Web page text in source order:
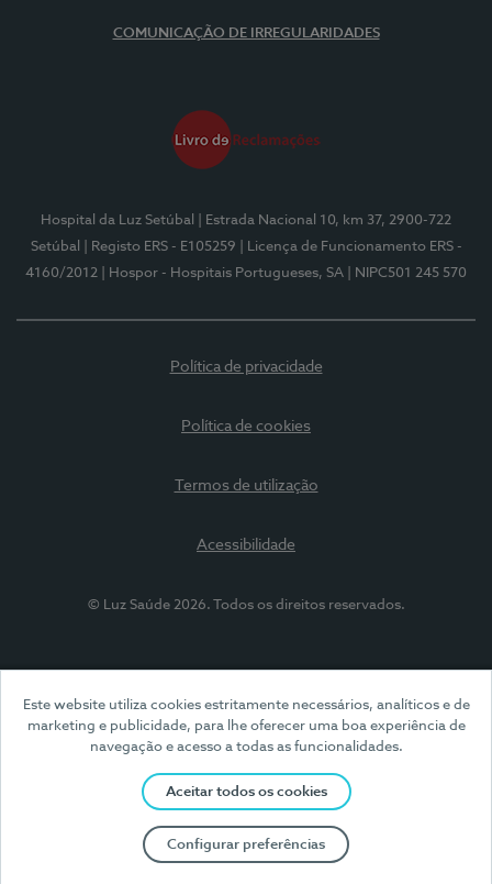
Este website utiliza cookies estritamente necessários, analíticos e de
marketing e publicidade, para lhe oferecer uma boa experiência de
navegação e acesso a todas as funcionalidades.
Aceitar todos os cookies
Configurar preferências
COMUNICAÇÃO DE IRREGULARIDADES
Hospital da Luz Setúbal
| Estrada Nacional 10, km 37, 2900-722
Setúbal
| Registo ERS - E105259
| Licença de Funcionamento ERS -
4160/2012
| Hospor - Hospitais Portugueses, SA | NIPC501 245 570
Política de privacidade
Política de cookies
Termos de utilização
Acessibilidade
© Luz Saúde 2026. Todos os direitos reservados.